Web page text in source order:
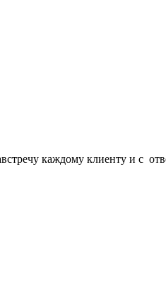
каждому клиенту и с